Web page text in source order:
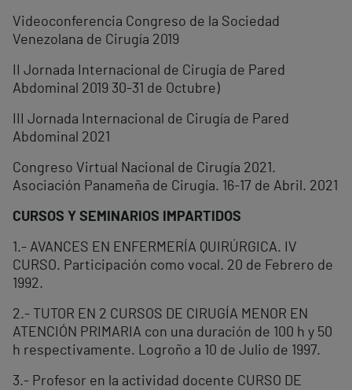
Videoconferencia Congreso de la Sociedad
Venezolana de Cirugía 2019
II Jornada Internacional de Cirugía de Pared
Abdominal 2019 30-31 de Octubre)
III Jornada Internacional de Cirugía de Pared
Abdominal 2021
Congreso Virtual Nacional de Cirugía 2021.
Asociación Panameña de Cirugía. 16-17 de Abril. 2021
CURSOS Y SEMINARIOS IMPARTIDOS
1.- AVANCES EN ENFERMERÍA QUIRÚRGICA. IV
CURSO. Participación como vocal. 20 de Febrero de
1992.
2.- TUTOR EN 2 CURSOS DE CIRUGÍA MENOR EN
ATENCIÓN PRIMARIA con una duración de 100 h y 50
h respectivamente. Logroño a 10 de Julio de 1997.
3.- Profesor en la actividad docente CURSO DE